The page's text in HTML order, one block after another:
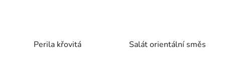
Perila křovitá Salát orientální směs